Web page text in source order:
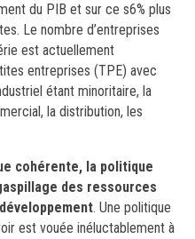
du PIB et sur ce s6% plus
Le nombre d’entreprises
est actuellement
entreprises (TPE) avec
étant minoritaire, la
la distribution, les
cohérente, la politique
des ressources
. Une politique
est vouée inéluctablement à